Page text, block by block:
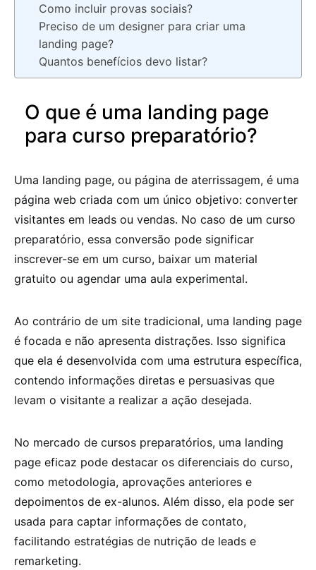
Como incluir provas sociais?
Preciso de um designer para criar uma
landing page?
Quantos benefícios devo listar?
O que é uma landing page
para curso preparatório?
Uma landing page, ou página de aterrissagem, é uma
página web criada com um único objetivo: converter
visitantes em leads ou vendas. No caso de um curso
preparatório, essa conversão pode significar
inscrever-se em um curso, baixar um material
gratuito ou agendar uma aula experimental.
Ao contrário de um site tradicional, uma landing page
é focada e não apresenta distrações. Isso significa
que ela é desenvolvida com uma estrutura específica,
contendo informações diretas e persuasivas que
levam o visitante a realizar a ação desejada.
No mercado de cursos preparatórios, uma landing
page eficaz pode destacar os diferenciais do curso,
como metodologia, aprovações anteriores e
depoimentos de ex-alunos. Além disso, ela pode ser
usada para captar informações de contato,
facilitando estratégias de nutrição de leads e
remarketing.